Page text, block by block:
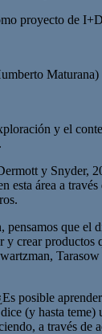
proyecto de
Maturana)
y el
y Snyder,
área a
que
posible
(y hasta
a través